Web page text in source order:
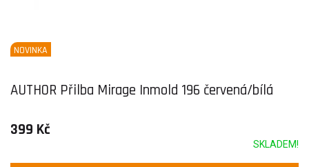
NOVINKA
AUTHOR Přilba Mirage Inmold 196 červená/bílá
399 Kč
SKLADEM!